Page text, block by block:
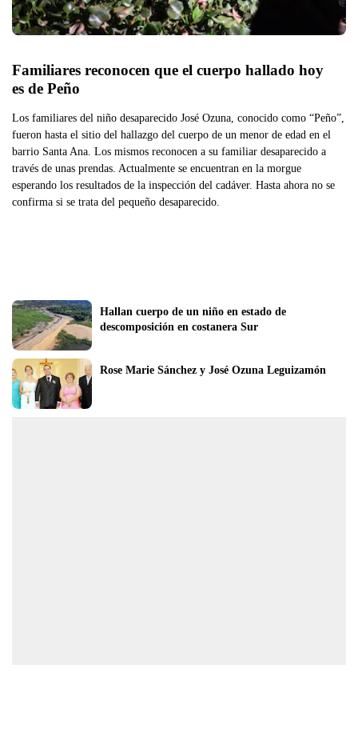
Familiares reconocen que el cuerpo hallado hoy
es de Peño
Los familiares del niño desaparecido José Ozuna, conocido como “Peño”,
fueron hasta el sitio del hallazgo del cuerpo de un menor de edad en el
barrio Santa Ana. Los mismos reconocen a su familiar desaparecido a
través de unas prendas. Actualmente se encuentran en la morgue
esperando los resultados de la inspección del cadáver. Hasta ahora no se
confirma si se trata del pequeño desaparecido.
Hallan cuerpo de un niño en estado de
descomposición en costanera Sur
Rose Marie Sánchez y José Ozuna Leguizamón